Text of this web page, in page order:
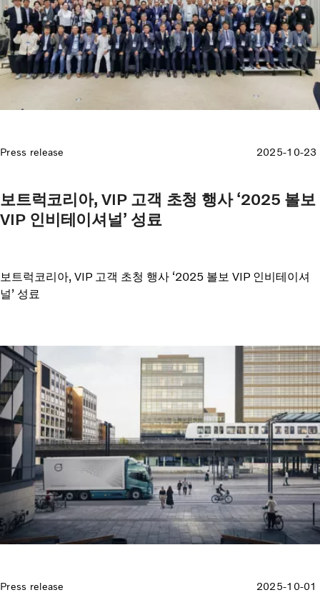
Press release 2025-10-23
보트럭코리아, VIP 고객 초청 행사 ‘2025 볼보
VIP 인비테이셔널’ 성료
보트럭코리아, VIP 고객 초청 행사 ‘2025 볼보 VIP 인비테이셔
널’ 성료
Press release 2025-10-01